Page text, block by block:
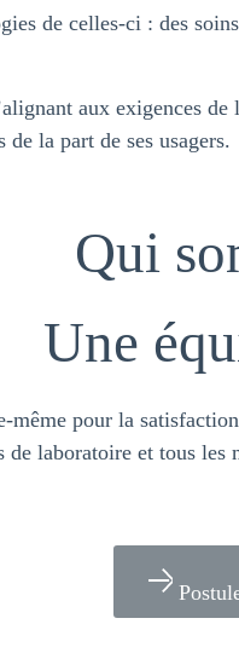
de celles-ci : des
aux exigences de
la part de ses usagers.
Qui
Une
pour la
laboratoire et tous